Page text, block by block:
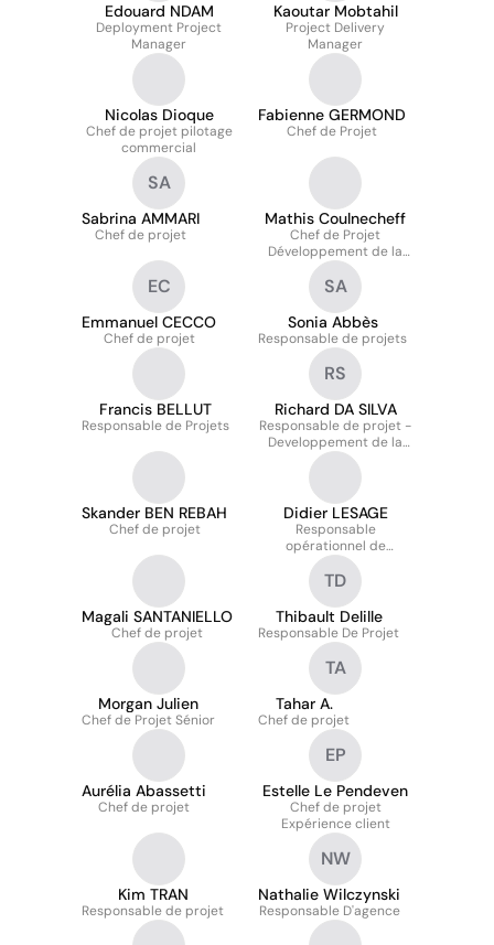
Edouard NDAM
Deployment Project
Manager
Kaoutar Mobtahil
Project Delivery
Manager
Nicolas Dioque
Chef de projet pilotage
commercial
Fabienne GERMOND
Chef de Projet
SA
Sabrina AMMARI
Chef de projet
Mathis Coulnecheff
Chef de Projet
Développement de la
Relation Client
EC
Emmanuel CECCO
Chef de projet
SA
Sonia Abbès
Responsable de projets
Francis BELLUT
Responsable de Projets
RS
Richard DA SILVA
Responsable de projet -
Developpement de la
relation client
Skander BEN REBAH
Chef de projet
Didier LESAGE
Responsable
opérationnel de
comptes
Magali SANTANIELLO
Chef de projet
TD
Thibault Delille
Responsable De Projet
Morgan Julien
Chef de Projet Sénior
TA
Tahar A.
Chef de projet
Aurélia Abassetti
Chef de projet
EP
Estelle Le Pendeven
Chef de projet
Expérience client
Kim TRAN
Responsable de projet
NW
Nathalie Wilczynski
Responsable D'agence